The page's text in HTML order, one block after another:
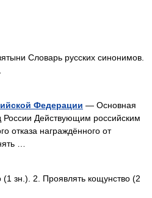
Словарь русских синонимов.
Федерации — Основная
России Действующим российским
отказа награждённого от
…
зн.). 2. Проявлять кощунство (2